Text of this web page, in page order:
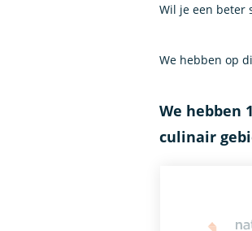
Wil je een beter
We hebben op
We hebben
culinair